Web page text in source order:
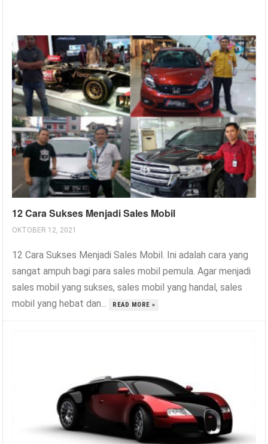
12 Cara Sukses Menjadi Sales Mobil
OKTOBER 12, 2021
12 Cara Sukses Menjadi Sales Mobil. Ini adalah cara yang
sangat ampuh bagi para sales mobil pemula. Agar menjadi
sales mobil yang sukses, sales mobil yang handal, sales
mobil yang hebat dan...
READ MORE »